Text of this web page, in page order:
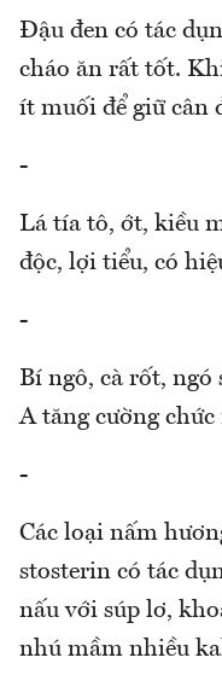
Đậu đen có tác
cháo ăn rất tốt.
ít muối để giữ cân
-
Lá tía tô, ớt, kiều
độc, lợi tiểu, có
-
Bí ngô, cà rốt,
A tăng cường
-
Các loại nấm
stosterin có tác
nấu với súp lơ,
nhú mầm nhiều